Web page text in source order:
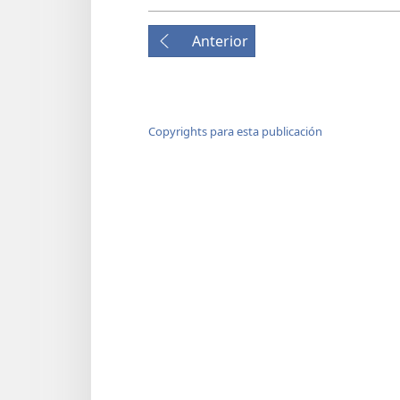
sino que su mano sigue
5 “¡Miren, el asirio,
6 Lo enviaré contra una
Anterior
Copyrights para esta publicación